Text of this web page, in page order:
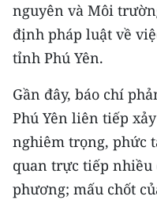
ENGLISH
中文
FRANÇAIS
РУССКИЙ
ESPAÑOL
nguyên và Môi
định pháp luật về
tỉnh Phú Yên.
Gần đây, báo chí
Phú Yên liên tiếp
nghiêm trọng, phức
quan trực tiếp nhiều
phương; mấu chốt